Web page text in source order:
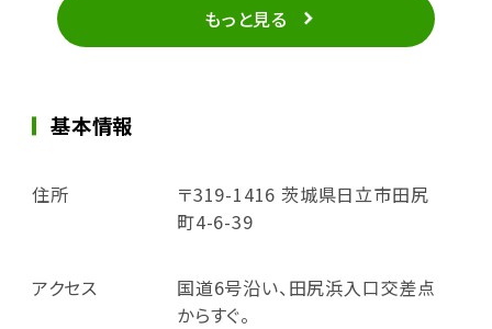
もっと見る
基本情報
住所
〒319-1416 茨城県日立市田尻
町4-6-39
アクセス
国道6号沿い、田尻浜入口交差点
からすぐ。